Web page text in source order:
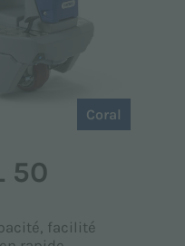
Coral
50
facilité